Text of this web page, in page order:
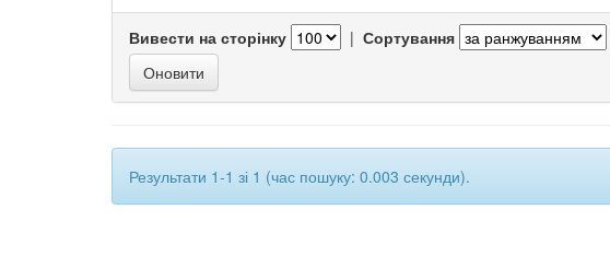
Вивести на сторінку | Сортування
Результати 1-1 зі 1 (час пошуку: 0.003 секунди).